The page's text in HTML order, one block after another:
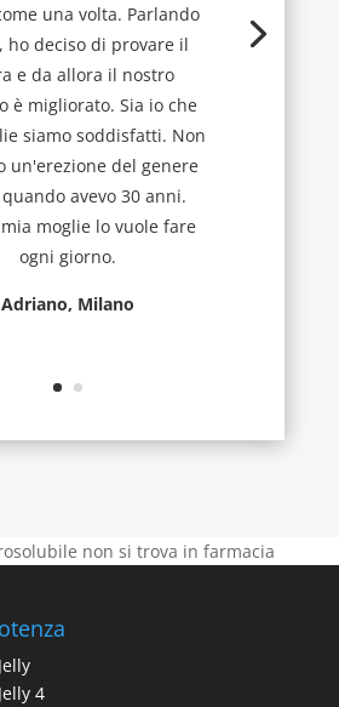
una volta. Parlando
ho deciso di provare il
e da allora il nostro
è migliorato. Sia io che
siamo soddisfatti. Non
un'erezione del genere
avevo 30 anni.
moglie lo vuole fare
ogni giorno.
Adriano, Milano
non si trova in farmacia
4